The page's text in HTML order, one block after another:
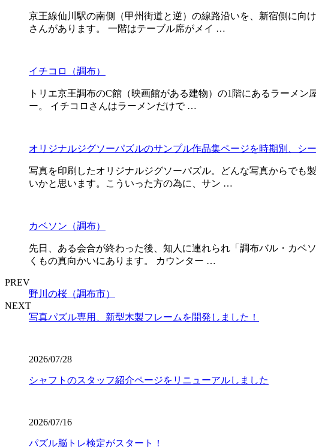
京王線仙川駅の南側（甲州街道と逆）の線路沿いを、新宿側に向
さんがあります。 一階はテーブル席がメイ …
イチコロ（調布）
トリエ京王調布のC館（映画館がある建物）の1階にあるラーメ
ー。 イチコロさんはラーメンだけで …
オリジナルジグソーパズルのサンプル作品集ページを時期別、シ
写真を印刷したオリジナルジグソーパズル。どんな写真からでも
いかと思います。こういった方の為に、サン …
カベソン（調布）
先日、ある会合が終わった後、知人に連れられ「調布バル・カベ
くもの真向かいにあります。 カウンター …
PREV
野川の桜（調布市）
NEXT
写真パズル専用、新型木製フレームを開発しました！
2026/07/28
シャフトのスタッフ紹介ページをリニューアルしました
2026/07/16
パズル脳トレ検定がスタート！